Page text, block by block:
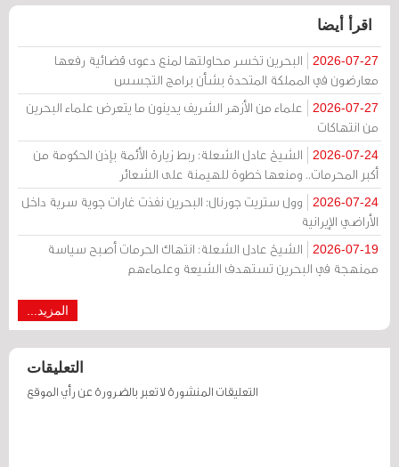
اقرأ أيضا
2026-07-27
البحرين تخسر محاولتها لمنع دعوى قضائية رفعها
معارضون في المملكة المتحدة بشأن برامج التجسس
2026-07-27
علماء من الأزهر الشريف يدينون ما يتعرض علماء البحرين
من انتهاكات
2026-07-24
الشيخ عادل الشعلة: ربط زيارة الأئمة بإذن الحكومة من
أكبر المحرمات.. ومنعها خطوة للهيمنة على الشعائر
2026-07-24
وول ستريت جورنال: البحرين نفذت غارات جوية سرية داخل
الأراضي الإيرانية
2026-07-19
الشيخ عادل الشعلة: انتهاك الحرمات أصبح سياسة
ممنهجة في البحرين تستهدف الشيعة وعلماءهم
المزيد...
التعليقات
التعليقات المنشورة لا تعبر بالضرورة عن رأي الموقع